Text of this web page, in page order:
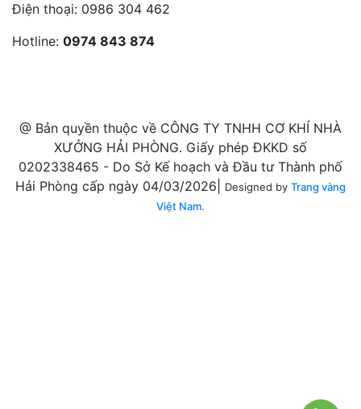
Điện thoại: 0986 304 462
Hotline: 0974 843 874
@ Bản quyền thuộc về CÔNG TY TNHH CƠ KHÍ NHÀ
XƯỞNG HẢI PHÒNG. Giấy phép ĐKKD số
0202338465 - Do Sở Kế hoạch và Đầu tư Thành phố
Hải Phòng cấp ngày 04/03/2026|
Designed by Trang vàng
Việt Nam.